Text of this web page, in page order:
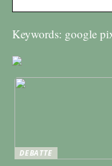
Keywords: google
DEBATTE